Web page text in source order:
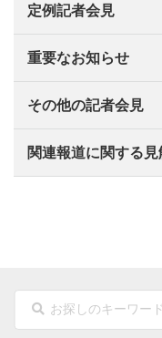
定例記者会見
重要なお知らせ
その他の記者会見
関連報道に関する見